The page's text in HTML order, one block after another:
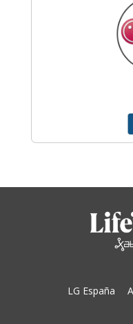
LG España